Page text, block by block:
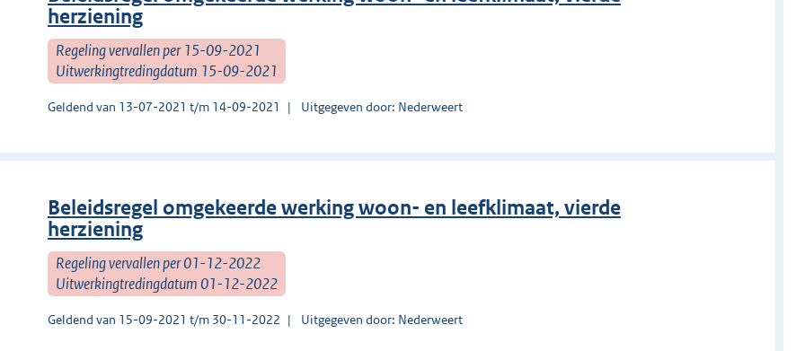
herziening
Regeling vervallen per 15-09-2021
Uitwerkingtredingdatum 15-09-2021
Geldend van 13-07-2021 t/m 14-09-2021 Uitgegeven door: Nederweert
Beleidsregel omgekeerde werking woon- en leefklimaat, vierde
herziening
Regeling vervallen per 01-12-2022
Uitwerkingtredingdatum 01-12-2022
Geldend van 15-09-2021 t/m 30-11-2022 Uitgegeven door: Nederweert